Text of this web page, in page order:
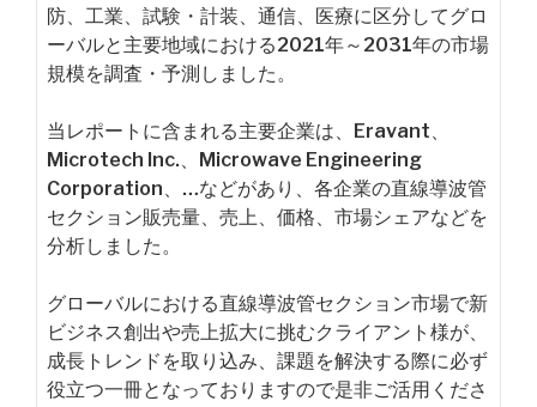
防、工業、試験・計装、通信、医療に区分してグロ
ーバルと主要地域における2021年～2031年の市場
規模を調査・予測しました。
当レポートに含まれる主要企業は、Eravant、
Microtech Inc.、Microwave Engineering
Corporation、…などがあり、各企業の直線導波管
セクション販売量、売上、価格、市場シェアなどを
分析しました。
グローバルにおける直線導波管セクション市場で新
ビジネス創出や売上拡大に挑むクライアント様が、
成長トレンドを取り込み、課題を解決する際に必ず
役立つ一冊となっておりますので是非ご活用くださ